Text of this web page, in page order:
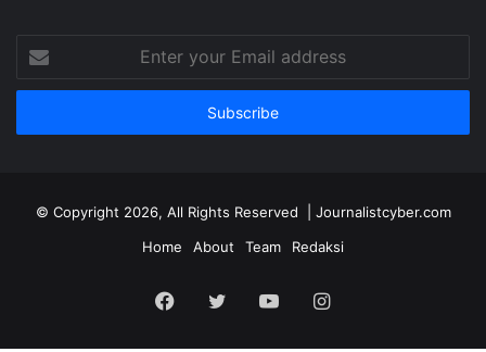
your
Email
© Copyright 2026, All Rights Reserved | Journalistcyber.com
Home
About Team Redaksi
Facebook
TwitterYouTubeInstagram